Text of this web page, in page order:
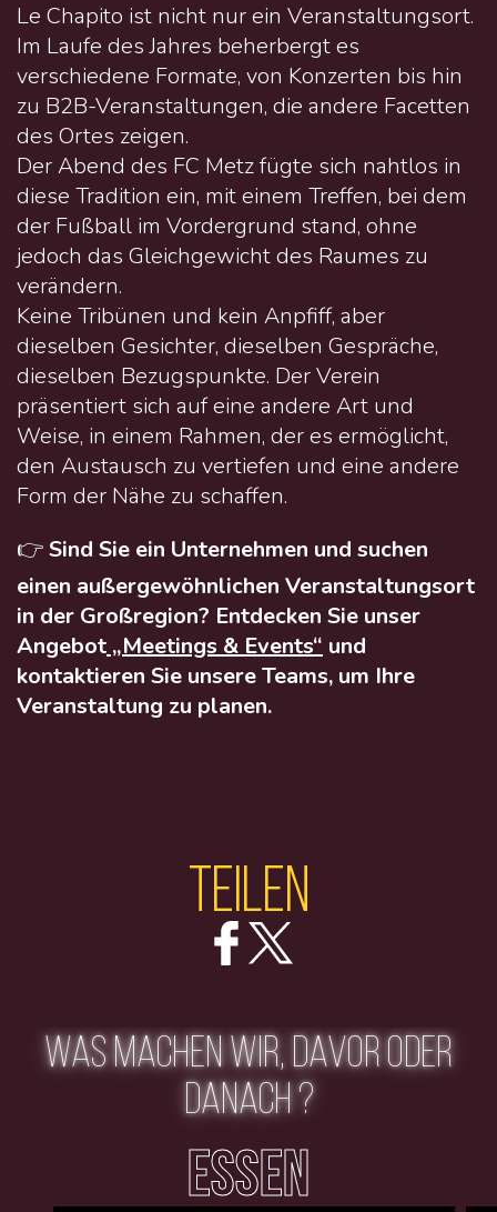
Le Chapito ist nicht nur ein Veranstaltungsort.
Im Laufe des Jahres beherbergt es
verschiedene Formate, von Konzerten bis hin
zu B2B-Veranstaltungen, die andere Facetten
des Ortes zeigen.
Der Abend des FC Metz fügte sich nahtlos in
diese Tradition ein, mit einem Treffen, bei dem
der Fußball im Vordergrund stand, ohne
jedoch das Gleichgewicht des Raumes zu
verändern.
Keine Tribünen und kein Anpfiff, aber
dieselben Gesichter, dieselben Gespräche,
dieselben Bezugspunkte. Der Verein
präsentiert sich auf eine andere Art und
Weise, in einem Rahmen, der es ermöglicht,
den Austausch zu vertiefen und eine andere
Form der Nähe zu schaffen.
👉Sind Sie ein Unternehmen und suchen
einen außergewöhnlichen Veranstaltungsort
in der Großregion? Entdecken Sie unser
Angebot „Meetings & Events“ und
kontaktieren Sie unsere Teams, um Ihre
Veranstaltung zu planen.
Teilen
WAS MACHEN WIR, DAVOR ODER
DANACH ?
ESSEN